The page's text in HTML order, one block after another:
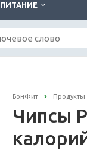
ПИТАНИЕ
БонФит Продукты
Чипсы